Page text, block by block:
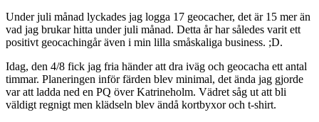
Under juli månad lyckades jag logga 17 geocacher, det är 15 mer än
vad jag brukar hitta under juli månad. Detta år har således varit ett
positivt geocachingår även i min lilla småskaliga business. ;D.
Idag, den 4/8 fick jag fria händer att dra iväg och geocacha ett antal
timmar. Planeringen inför färden blev minimal, det ända jag gjorde
var att ladda ned en PQ över Katrineholm. Vädret såg ut att bli
väldigt regnigt men klädseln blev ändå kortbyxor och t-shirt.